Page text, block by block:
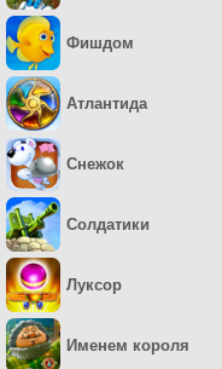
Фишдом
Атлантида
Снежок
Солдатики
Луксор
Именем короля